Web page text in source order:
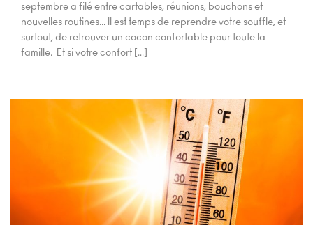
septembre a filé entre cartables, réunions, bouchons et
nouvelles routines… Il est temps de reprendre votre souffle, et
surtout, de retrouver un cocon confortable pour toute la
famille. Et si votre confort […]